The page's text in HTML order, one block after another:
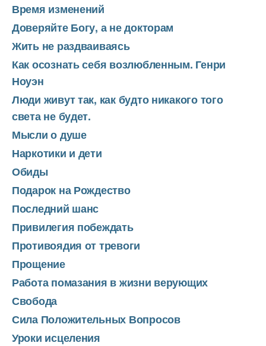
Время изменений
Доверяйте Богу, а не докторам
Жить не раздваиваясь
Как осознать себя возлюбленным. Генри
Ноуэн
Люди живут так, как будто никакого того
света не будет.
Мысли о душе
Наркотики и дети
Обиды
Подарок на Рождество
Последний шанс
Привилегия побеждать
Противоядия от тревоги
Прощение
Работа помазания в жизни верующих
Свобода
Сила Положительных Вопросов
Уроки исцеления